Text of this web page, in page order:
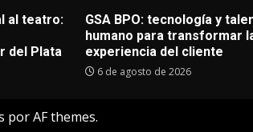
al teatro:
del Plata
GSA BPO: tecnología y
humano para transformar
experiencia del cliente
6 de agosto de 2026
por AF themes.